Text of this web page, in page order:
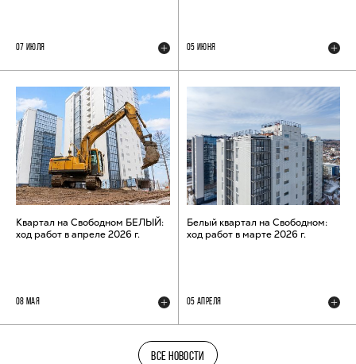
07 ИЮЛЯ 05 ИЮНЯ
Квартал на Свободном БЕЛЫЙ:
ход работ в апреле 2026 г.
08 МАЯ
Белый квартал на Свободном:
ход работ в марте 2026 г.
05 АПРЕЛЯ
ВСЕ НОВОСТИ